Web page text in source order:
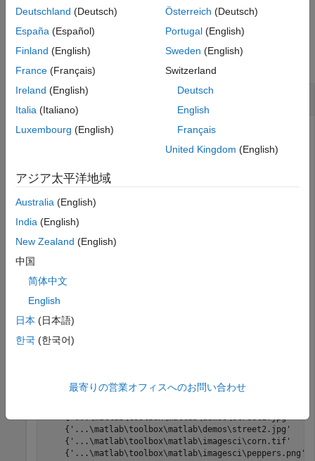
例
ImageDatastore のサブセットを作成
イメージの datastore オブジェクトを作成してから、そのイ
メージ データストアのサブセットを作成します。
サンプル フォルダー内のすべてのイメージ ファイル用のイ
Filesプロパティを表示します。
folders = fullfile(matlabroot,
imds.Files
ans =
  8×1 cell array
{'...\matlab\toolbox\matlab\demos\example.tif'
{'...\matlab\toolbox\matlab\demos\landOcean.jpg'
{'...\matlab\toolbox\matlab\demos\street1.jpg'
{'...\matlab\toolbox\matlab\demos\street2.jpg'
{'...\matlab\toolbox\matlab\imagesci\corn.tif'
{'...\matlab\toolbox\matlab\imagesci\peppers.png'
Deutschland (Deutsch)
España (Español)
Finland (English)
France (Français)
Ireland (English)
Italia (Italiano)
Luxembourg (English)
Österreich (Deutsch)
Portugal(English)
Sweden (English)
Switzerland
Deutsch
English
Français
United Kingdom (English)
アジア太平洋地域
Australia (English)
India (English)
New Zealand (English)
中国
简体中文
English
日本 (日本語)
한국 (한국어)
最寄りの営業オフィスへのお問い合わせ